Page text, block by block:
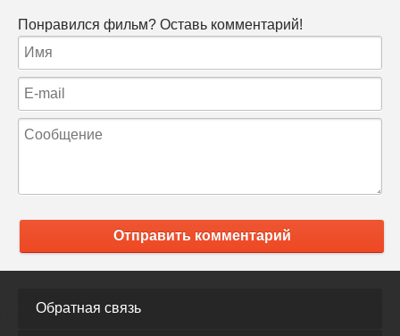
Понравился фильм? Оставь комментарий!
Отправить комментарий
Обратная связь